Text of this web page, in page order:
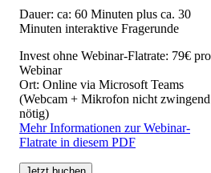
Dauer: ca: 60 Minuten plus ca. 30
Minuten interaktive Fragerunde
Invest ohne Webinar-Flatrate: 79€ pro
Webinar
Ort: Online via Microsoft Teams
(Webcam + Mikrofon nicht zwingend
nötig)
Mehr Informationen zur Webinar-
Flatrate in diesem PDF